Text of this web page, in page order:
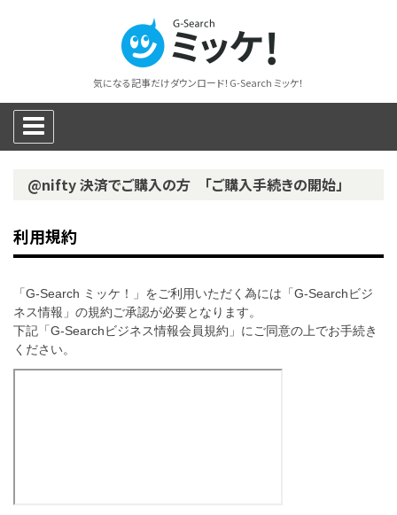
気になる記事だけダウンロード！G-Search ミッケ！
@nifty 決済でご購入の方 「ご購入手続きの開始」
利用規約
「G-Search ミッケ！」をご利用いただく為には「G-Searchビジ
ネス情報」の規約ご承認が必要となります。
下記「G-Searchビジネス情報会員規約」にご同意の上でお手続き
ください。